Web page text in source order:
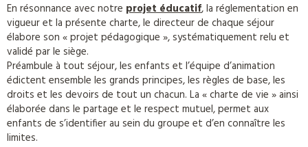
En résonnance avec notre projet éducatif, la réglementation en
vigueur et la présente charte, le directeur de chaque séjour
élabore son « projet pédagogique », systématiquement relu et
validé par le siège.
Préambule à tout séjour, les enfants et l’équipe d’animation
édictent ensemble les grands principes, les règles de base, les
droits et les devoirs de tout un chacun. La « charte de vie » ainsi
élaborée dans le partage et le respect mutuel, permet aux
enfants de s’identifier au sein du groupe et d’en connaître les
limites.